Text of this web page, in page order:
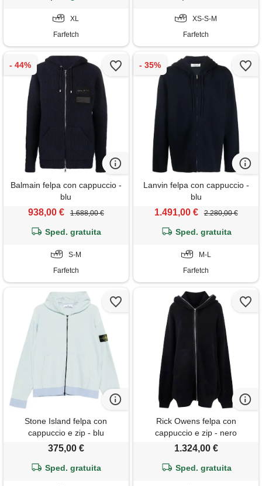
XL
Farfetch
XS-S-M
Farfetch
Balmain felpa con cappuccio -
blu
938,00 € 1.688,00 €
Sped. gratuita
S-M
Farfetch
Lanvin felpa con cappuccio -
blu
1.491,00 € 2.280,00 €
Sped. gratuita
M-L
Farfetch
Stone Island felpa con
cappuccio e zip - blu
375,00 €
Sped. gratuita
Rick Owens felpa con
cappuccio e zip - nero
1.324,00 €
Sped. gratuita